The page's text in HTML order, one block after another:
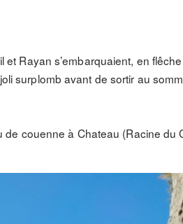
Rayan s’embarquaient, en
surplomb avant de sortir au
couenne à Chateau (Racine du